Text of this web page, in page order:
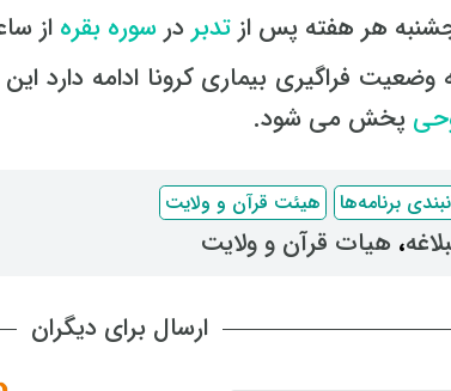
هر هفته پس ازتدبر درسوره بقره از ساعت ۱۰ تا
وضعیت فراگیری بیماری کرونا ادامه دارد
پخش می شود.
برنامه‌ها هیئت قرآن و ولایت
، ‌ هیات قرآن و ولایت
ارسال برای دیگران